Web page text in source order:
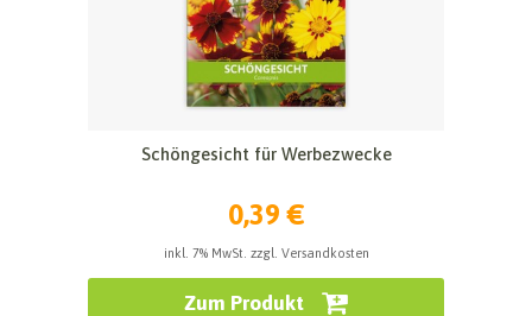
Schöngesicht für Werbezwecke
0,39 €
inkl. 7% MwSt. zzgl. Versandkosten
Zum Produkt